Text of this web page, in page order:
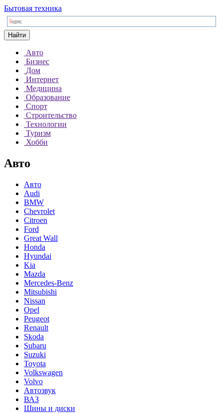
Бытовая техника
Найти
Авто
Бизнес
Дом
Интернет
Медицина
Образование
Спорт
Строительство
Технологии
Туризм
Хобби
Авто
Авто
Audi
BMW
Chevrolet
Citroen
Ford
Great Wall
Honda
Hyundai
Kia
Mazda
Mercedes-Benz
Mitsubishi
Nissan
Opel
Peugeot
Renault
Skoda
Subaru
Suzuki
Toyota
Volkswagen
Volvo
Автозвук
ВАЗ
Шины и диски